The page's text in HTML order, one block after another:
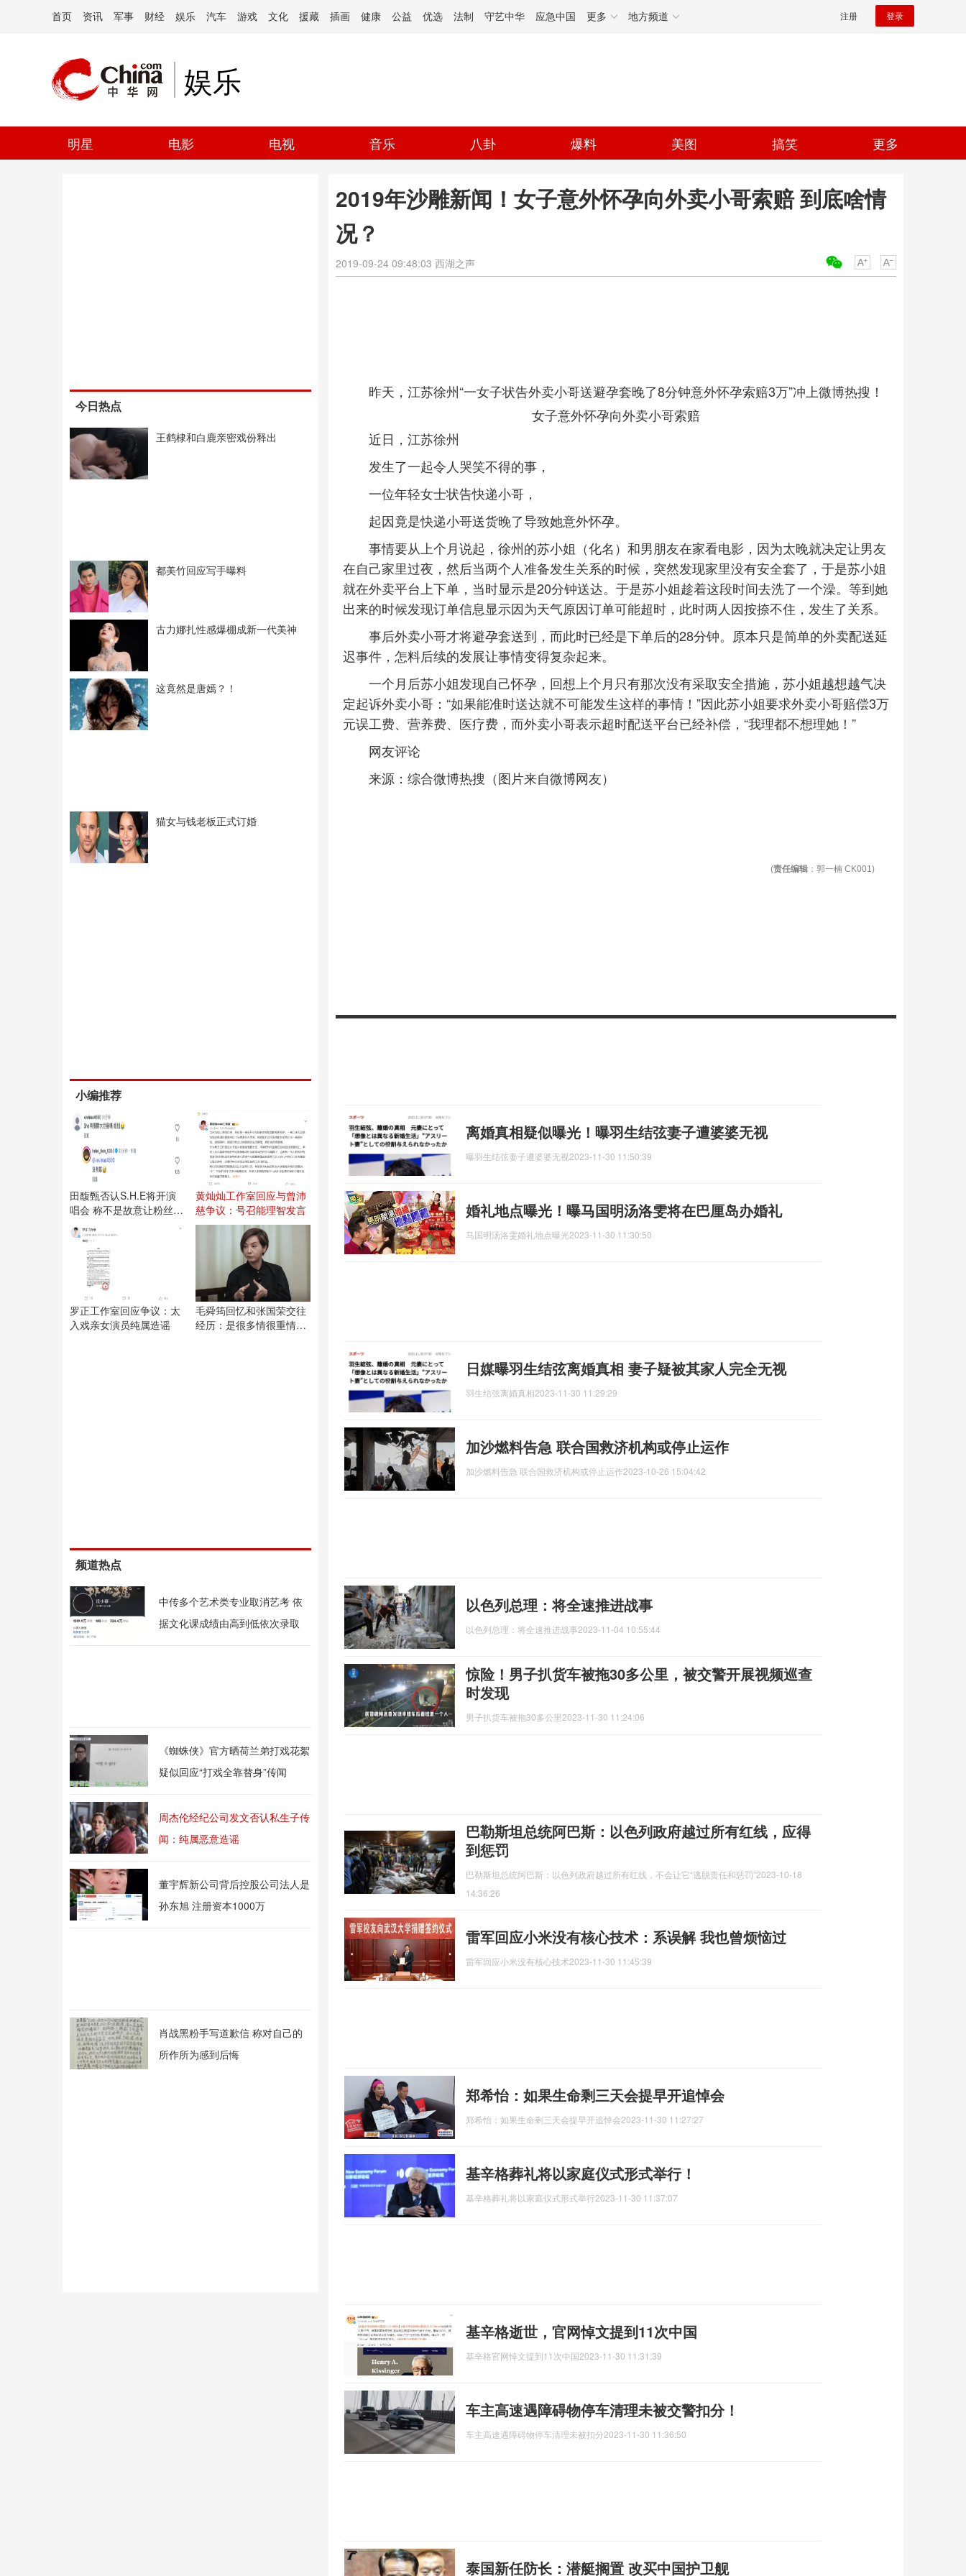
首页 资讯 军事 财经 娱乐 汽车 游戏 文化 援藏 插画 健康 公益 优选 法制 守艺中华 应急中国 更多 地方频道 注册 登录
娱乐
明星 电影 电视 音乐 八卦 爆料 美图 搞笑 更多
今日热点
王鹤棣和白鹿亲密戏份释出
都美竹回应写手曝料
古力娜扎性感爆棚成新一代美神
这竟然是唐嫣？！
猫女与钱老板正式订婚
小编推荐
田馥甄否认S.H.E将开演
唱会 称不是故意让粉丝失
望
黄灿灿工作室回应与曾沛
慈争议：号召能理智发言
罗正工作室回应争议：太
入戏亲女演员纯属造谣
毛舜筠回忆和张国荣交往
经历：是很多情很重情的
频道热点
中传多个艺术类专业取消艺考 依
据文化课成绩由高到低依次录取
《蜘蛛侠》官方晒荷兰弟打戏花絮
疑似回应“打戏全靠替身”传闻
周杰伦经纪公司发文否认私生子传
闻：纯属恶意造谣
董宇辉新公司背后控股公司法人是
孙东旭 注册资本1000万
肖战黑粉手写道歉信 称对自己的
所作所为感到后悔
2019年沙雕新闻！女子意外怀孕向外卖小哥索赔 到底啥情
况？
2019-09-24 09:48:03 西湖之声
昨天，江苏徐州“一女子状告外卖小哥送避孕套晚了8分钟意外怀孕索赔3万”冲上微博热搜！
女子意外怀孕向外卖小哥索赔
近日，江苏徐州
发生了一起令人哭笑不得的事，
一位年轻女士状告快递小哥，
起因竟是快递小哥送货晚了导致她意外怀孕。
事情要从上个月说起，徐州的苏小姐（化名）和男朋友在家看电影，因为太晚就决定让男友
在自己家里过夜，然后当两个人准备发生关系的时候，突然发现家里没有安全套了，于是苏小姐
就在外卖平台上下单，当时显示是20分钟送达。于是苏小姐趁着这段时间去洗了一个澡。等到她
出来的时候发现订单信息显示因为天气原因订单可能超时，此时两人因按捺不住，发生了关系。
事后外卖小哥才将避孕套送到，而此时已经是下单后的28分钟。原本只是简单的外卖配送延
迟事件，怎料后续的发展让事情变得复杂起来。
一个月后苏小姐发现自己怀孕，回想上个月只有那次没有采取安全措施，苏小姐越想越气决
定起诉外卖小哥：“如果能准时送达就不可能发生这样的事情！”因此苏小姐要求外卖小哥赔偿3万
元误工费、营养费、医疗费，而外卖小哥表示超时配送平台已经补偿，“我理都不想理她！”
网友评论
来源：综合微博热搜（图片来自微博网友）
(责任编辑 ：郭一楠 CK001)
离婚真相疑似曝光！曝羽生结弦妻子遭婆婆无视
曝羽生结弦妻子遭婆婆无视2023-11-30 11:50:39
婚礼地点曝光！曝马国明汤洛雯将在巴厘岛办婚礼
马国明汤洛雯婚礼地点曝光2023-11-30 11:30:50
日媒曝羽生结弦离婚真相 妻子疑被其家人完全无视
羽生结弦离婚真相2023-11-30 11:29:29
加沙燃料告急 联合国救济机构或停止运作
加沙燃料告急 联合国救济机构或停止运作2023-10-26 15:04:42
以色列总理：将全速推进战事
以色列总理：将全速推进战事2023-11-04 10:55:44
惊险！男子扒货车被拖30多公里，被交警开展视频巡查
时发现
男子扒货车被拖30多公里2023-11-30 11:24:06
巴勒斯坦总统阿巴斯：以色列政府越过所有红线，应得
到惩罚
​巴勒斯坦总统阿巴斯：以色列政府越过所有红线，不会让它“逃脱责任和惩罚”2023-10-18
14:36:26
雷军回应小米没有核心技术：系误解 我也曾烦恼过
雷军回应小米没有核心技术2023-11-30 11:45:39
郑希怡：如果生命剩三天会提早开追悼会
郑希怡：如果生命剩三天会提早开追悼会2023-11-30 11:27:27
基辛格葬礼将以家庭仪式形式举行！
基辛格葬礼将以家庭仪式形式举行2023-11-30 11:37:07
基辛格逝世，官网悼文提到11次中国
基辛格官网悼文提到11次中国2023-11-30 11:31:39
车主高速遇障碍物停车清理未被交警扣分！
车主高速遇障碍物停车清理未被扣分2023-11-30 11:36:50
泰国新任防长：潜艇搁置 改买中国护卫舰